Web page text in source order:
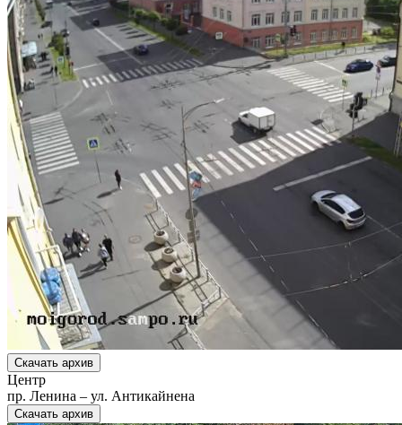
Скачать архив
Центр
пр. Ленина – ул. Антикайнена
Скачать архив